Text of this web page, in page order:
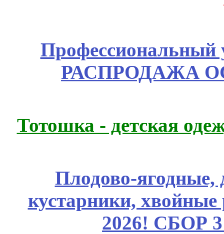
Профессиональный
РАСПРОДАЖА
Тотошка - детская
Плодово-ягодные,
кустарники,
2026! СБОР